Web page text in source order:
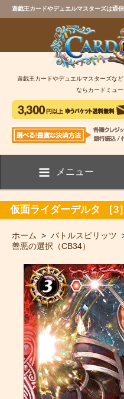
遊戯王カードやデュエルマスターズは通
遊戯王カードやデュエルマスターズな
ならカードミュー
メニュー
仮面ライダーデルタ ［3
ホーム > バトルスピリッツ
善悪の選択（CB34）